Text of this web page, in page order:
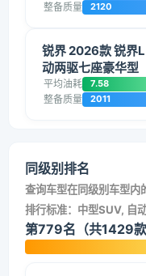
整备质量 2120
锐界 2026款 锐界
动两驱七座豪华型
平均油耗 7.58
整备质量 2011
同级别排名
查询车型在同级别车型内
排行标准：中型SUV, 自
第779名（共1429款